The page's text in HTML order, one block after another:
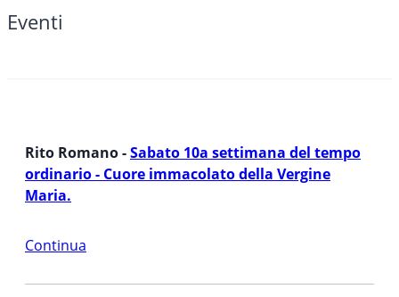
Eventi
Rito Romano -Sabato 10a settimana del tempo
ordinario - Cuore immacolato della Vergine
Maria.
Continua